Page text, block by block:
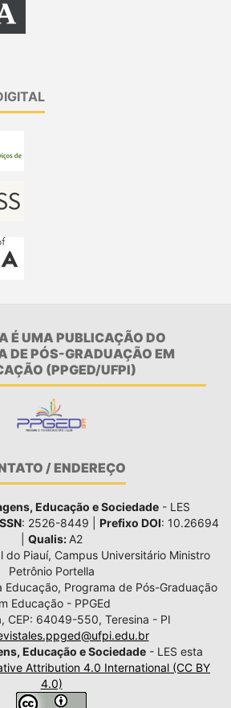
É UMA PUBLICAÇÃO DO
DE PÓS-GRADUAÇÃO EM
(PPGED/UFPI)
/ ENDEREÇO
Educação e Sociedade - LES
: 2526-8449 | Prefixo DOI: 10.26694
Qualis: A2
do Piauí, Campus Universitário Ministro
Petrônio Portella
Educação, Programa de Pós-Graduação
Educação - PPGEd
CEP: 64049-550, Teresina - PI
Educação e Sociedade - LES esta
Attribution 4.0 International (CC BY
4.0)